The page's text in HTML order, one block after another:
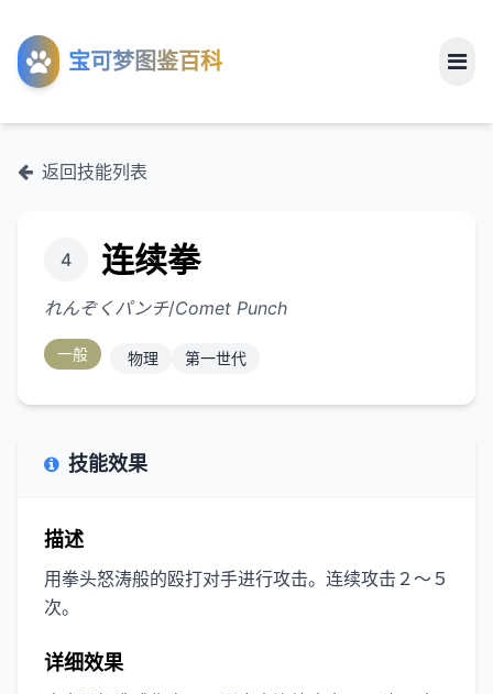
宝可梦图鉴百科
工具
关于
返回技能列表
4 连续拳
れんぞくパンチ/Comet Punch
一般 物理 第一世代
技能效果
描述
用拳头怒涛般的殴打对手进行攻击。连续攻击２～５
次。
详细效果